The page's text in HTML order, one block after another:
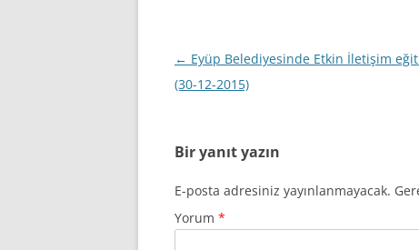
Yazı
dolaşımı
← Eyüp Belediyesinde Etkin İletişim
(30-12-2015)
Bir yanıt yazın
E-posta adresiniz yayınlanmayacak.
Yorum *